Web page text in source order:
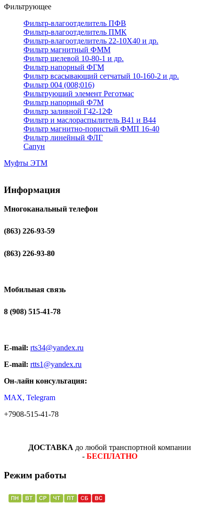
Фильтрующее
Фильтр-влагоотделитель ПФВ
Фильтр-влагоотделитель ПМК
Фильтр-влагоотделитель 22-10Х40 и др.
Фильтр магнитный ФММ
Фильтр щелевой 10-80-1 и др.
Фильтр напорный ФГМ
Фильтр всасывающий сетчатый 10-160-2 и др.
Фильтр 004 (008;016)
Фильтрующий элемент Реготмас
Фильтр напорный Ф7М
Фильтр заливной Г42-12Ф
Фильтр и маслораспылитель В41 и В44
Фильтр магнитно-пористый ФМП 16-40
Фильтр линейный ФЛГ
Сапун
Муфты ЭТМ
Информация
Многоканальный телефон
(863) 226-93-59
(863) 226-93-80
Мобильная связь
8 (908) 515-41-78
E-mail: rts34@yandex.ru
E-mail: rtts1@yandex.ru
Он-лайн консультация:
MAX, Telegram
+7908-515-41-78
ДОСТАВКА до любой транспортной компании
- БЕСПЛАТНО
Режим работы